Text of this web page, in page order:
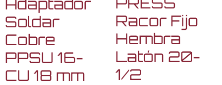
Soldar
Cobre
PPSU 16-
CU 18 mm
Racor Fijo
Hembra
Latón 20-
1/2